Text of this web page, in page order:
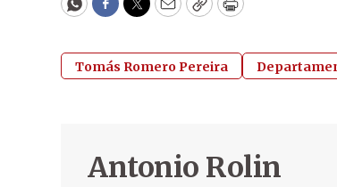
WhatsApp
Facebook
Twitter
EmailCopyPrint
Tomás Romero Pereira
Antonio Rolin